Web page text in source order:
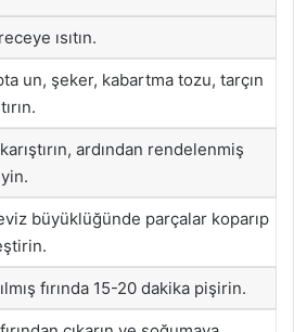
ısıtın.
un, şeker, kabartma tozu, tarçın
ardından rendelenmiş
büyüklüğünde parçalar koparıp
fırında 15-20 dakika pişirin.